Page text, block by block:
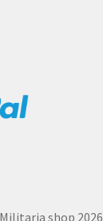
shop 2026